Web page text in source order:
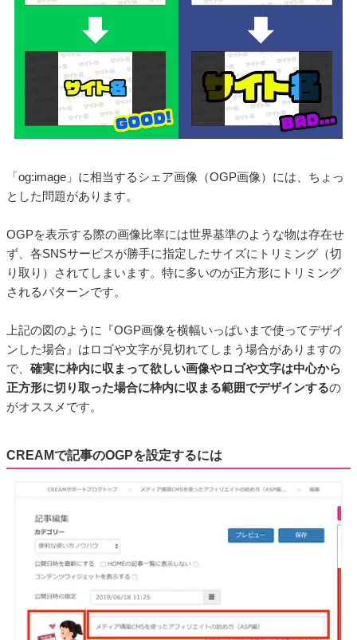
「og:image」に相当するシェア画像（OGP画像）には、ちょっ
とした問題があります。
OGPを表示する際の画像比率には世界基準のような物は存在せ
ず、各SNSサービスが勝手に指定したサイズにトリミング（切
り取り）されてしまいます。特に多いのが正方形にトリミング
されるパターンです。
上記の図のように『OGP画像を横幅いっぱいまで使ってデザイ
ンした場合』はロゴや文字が見切れてしまう場合がありますの
で、 確実に枠内に収まって欲しい画像やロゴや文字は中心から
正方形に切り取った場合に枠内に収まる範囲でデザインするの
がオススメです。
CREAMで記事のOGPを設定するには